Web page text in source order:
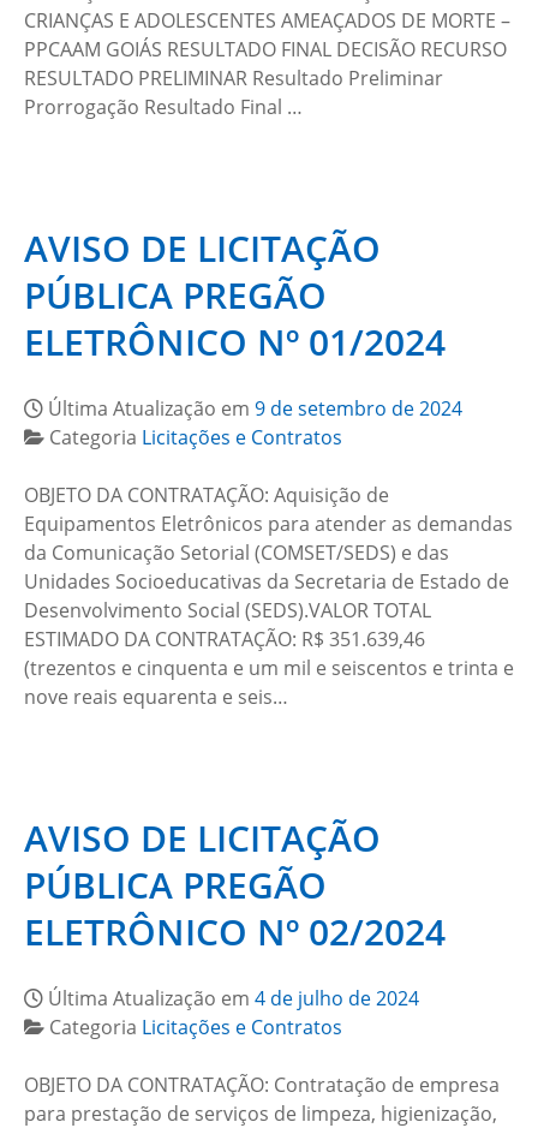
CRIANÇAS E ADOLESCENTES AMEAÇADOS DE MORTE –
PPCAAM GOIÁS RESULTADO FINAL DECISÃO RECURSO
RESULTADO PRELIMINAR Resultado Preliminar
Prorrogação Resultado Final …
AVISO DE LICITAÇÃO
PÚBLICA PREGÃO
ELETRÔNICO Nº 01/2024
Última Atualização em 9 de setembro de 2024
Categoria Licitações e Contratos
OBJETO DA CONTRATAÇÃO: Aquisição de
Equipamentos Eletrônicos para atender as demandas
da Comunicação Setorial (COMSET/SEDS) e das
Unidades Socioeducativas da Secretaria de Estado de
Desenvolvimento Social (SEDS).VALOR TOTAL
ESTIMADO DA CONTRATAÇÃO: R$ 351.639,46
(trezentos e cinquenta e um mil e seiscentos e trinta e
nove reais equarenta e seis…
AVISO DE LICITAÇÃO
PÚBLICA PREGÃO
ELETRÔNICO Nº 02/2024
Última Atualização em 4 de julho de 2024
Categoria Licitações e Contratos
OBJETO DA CONTRATAÇÃO: Contratação de empresa
para prestação de serviços de limpeza, higienização,